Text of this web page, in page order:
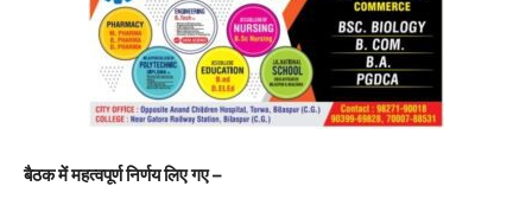
बैठक में महत्वपूर्ण निर्णय लिए गए –